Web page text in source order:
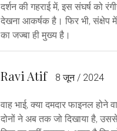
दर्शन की गहराई में, इस संघर्ष को
देखना आकर्षक है। फिर भी, संक्षेप
का जज्बा ही मुख्य है।
Ravi Atif 8 जून / 2024
वाह भाई, क्या दमदार फाइनल होने
दोनों ने अब तक जो दिखाया है,